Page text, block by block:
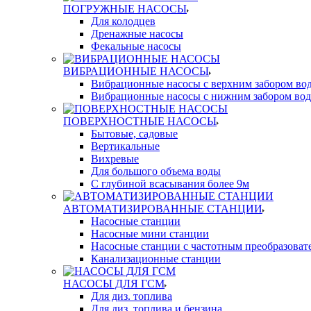
ПОГРУЖНЫЕ НАСОСЫ
Для колодцев
Дренажные насосы
Фекальные насосы
ВИБРАЦИОННЫЕ НАСОСЫ
Вибрационные насосы с верхним забором
Вибрационные насосы с нижним забором
ПОВЕРХНОСТНЫЕ НАСОСЫ
Бытовые, садовые
Вертикальные
Вихревые
Для большого объема воды
С глубиной всасывания более 9м
АВТОМАТИЗИРОВАННЫЕ СТАНЦИИ
Насосные станции
Насосные мини станции
Насосные станции с частотным
Канализационные станции
НАСОСЫ ДЛЯ ГСМ
Для диз. топлива
Для диз. топлива и бензина